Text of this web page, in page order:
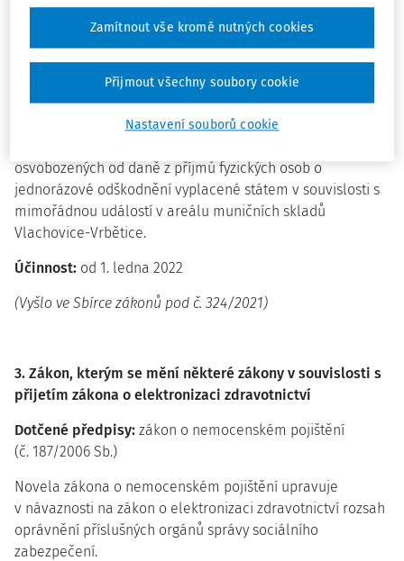
2. Zákon o jednorázovém odškodnění subjektů
dotčených mimořádnou událostí v areálu muničních
skladů Vlachovice-Vrbětice a o změně některých zákonů
Dotčené předpisy:zákon o daních z příjmů (č. 586/1992
osvobozených od daně z příjmů fyzických osob o
jednorázové odškodnění vyplacené státem v souvislosti s
mimořádnou událostí v areálu muničních skladů
Vlachovice-Vrbětice.
Účinnost: od 1. ledna 2022
(Vyšlo ve Sbírce zákonů pod č. 324/2021)
3. Zákon, kterým se mění některé zákony v souvislosti s
přijetím zákona o elektronizaci zdravotnictví
Dotčené předpisy: zákon o nemocenském pojištění
(č. 187/2006 Sb.)
Novela zákona o nemocenském pojištění upravuje
v návaznosti na zákon o elektronizaci zdravotnictví rozsah
oprávnění příslušných orgánů správy sociálního
zabezpečení.
Nastavení souborů cookie
Zamítnout vše kromě nutných cookies
Přijmout všechny soubory cookie